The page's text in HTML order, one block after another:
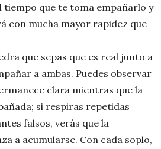
tiempo que te toma empañarlo y
con mucha mayor rapidez que
que sepas que es real junto a
a ambas. Puedes observar
clara mientras que la
si respiras repetidas
falsos, verás que la
a acumularse. Con cada soplo,